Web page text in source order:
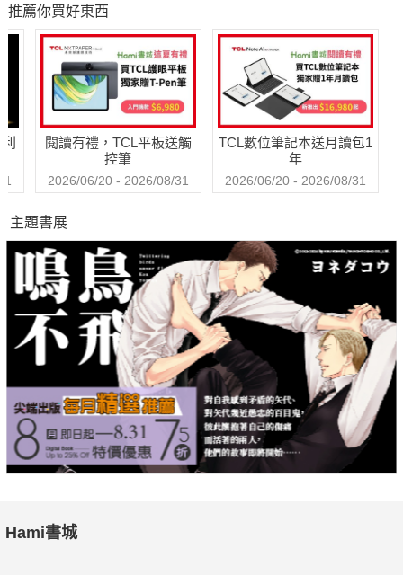
些部位裡面；而身體中原先卡住的部分，也會重新流動開來，所
以你的疾病就會開始自己痊癒了。而隨著智慧的不斷提升，生活
中原有的失衡與卡住會一一消失，你的人就會愈來愈亮、看起來
愈來愈有精神。
【特色】
造金湯匙的大智慧。
＊章成老師近年來已成為海內外各界菁英追蹤矚目之靈性導師，
其在網路上撰寫之長文，每篇皆維持極高含金量，觀點獨特出
眾，為眾多企業界、心理諮商界、宗教界、藝文界等專業人士所
長期關注收藏。
課，教你不當句點
王，「說」出幸福
人生！
推薦你買好東西
閱讀有禮，TCL平板送觸
控筆
2026/06/20 - 2026/08/31
TCL數位筆記本送月讀包1
年
2026/06/20 - 2026/08/31
主題書展
Hami書城